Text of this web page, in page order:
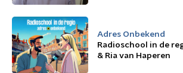
Adres Onbekend
Radioschool in de
& Ria van Haperen